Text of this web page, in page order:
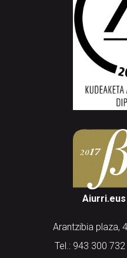
Arantzibia plaza,
Tel.: 943 300